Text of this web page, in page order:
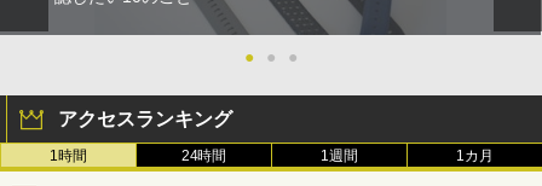
● ● ●
アクセスランキング
1時間 24時間 1週間 1カ月